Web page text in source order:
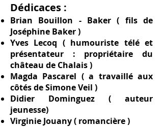
Dédicaces :
Brian Bouillon - Baker ( fils de
Joséphine Baker )
Yves Lecoq ( humouriste télé et
présentateur : propriétaire du
château de Chalais )
​Magda Pascarel ( a travaillé aux
côtés de Simone Veil )
Didier Dominguez ( auteur
jeunesse)
Virginie Jouany ( romancière )